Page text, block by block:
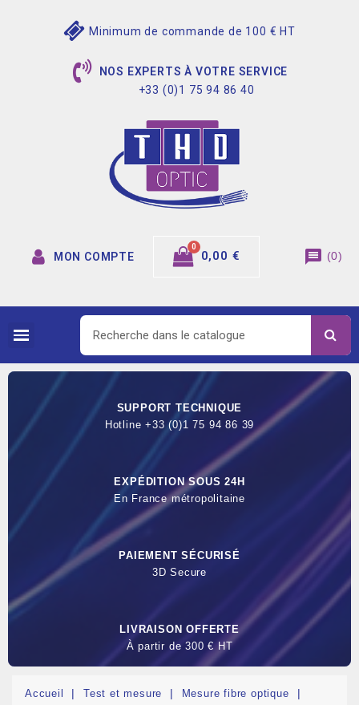
Minimum de commande de 100 € HT
NOS EXPERTS À VOTRE SERVICE
+33 (0)1 75 94 86 40
MON COMPTE 0,00 € message (0)
SUPPORT TECHNIQUE
Hotline +33 (0)1 75 94 86 39
EXPÉDITION SOUS 24H
En France métropolitaine
PAIEMENT SÉCURISÉ
3D Secure
LIVRAISON OFFERTE
À partir de 300 € HT
Accueil Test et mesure
Mesure fibre optique